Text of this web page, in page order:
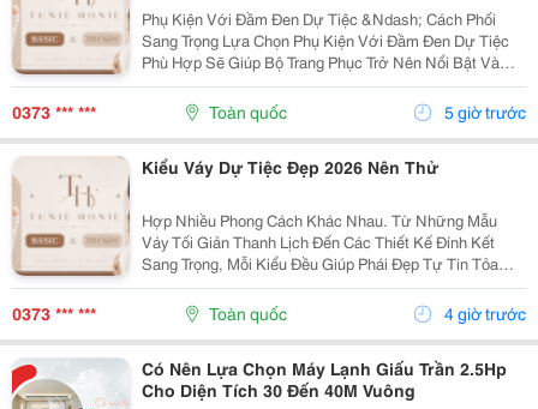
Phụ Kiện Với Đầm Đen Dự Tiệc &Ndash; Cách Phối
Sang Trọng Lựa Chọn Phụ Kiện Với Đầm Đen Dự Tiệc
Phù Hợp Sẽ Giúp Bộ Trang Phục Trở Nên Nổi Bật Và
Tinh Tế Hơn. Hiện Nay, Có Nhiều Cách Phối Đầm Đen
Dự Tiệc Theo Từng Phong Cách Khác Nhau. Phụ
0373 *** *** Toàn quốc 5 giờ trước
Kiểu Váy Dự Tiệc Đẹp 2026 Nên Thử
Hợp Nhiều Phong Cách Khác Nhau. Từ Những Mẫu
Váy Tối Giản Thanh Lịch Đến Các Thiết Kế Đính Kết
Sang Trọng, Mỗi Kiểu Đều Giúp Phái Đẹp Tự Tin Tỏa
Sáng Trong Các Buổi Tiệc Cưới, Gala, Sinh Nhật Hay
Sự Kiện Quan Trọng. Nếu Bạn Đang Tìm Kiếm Mẫu Váy
0373 *** *** Toàn quốc 4 giờ trước
Có Nên Lựa Chọn Máy Lạnh Giấu Trần 2.5Hp
Cho Diện Tích 30 Đến 40M Vuông